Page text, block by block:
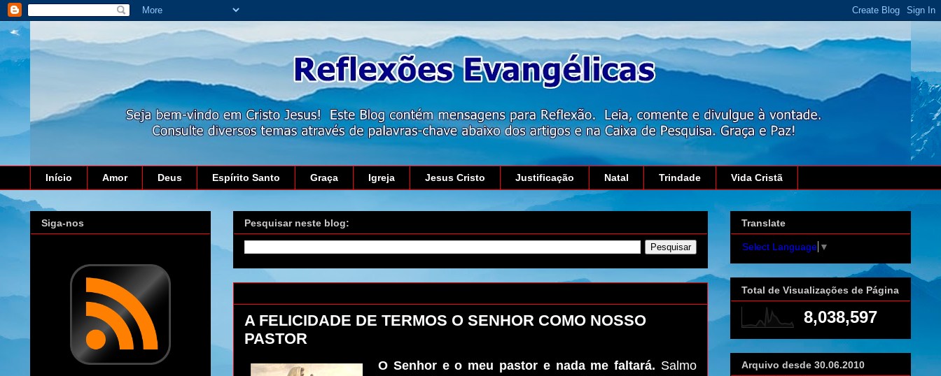
Início Amor Deus Espírito Santo Graça Igreja Jesus Cristo Justificação Natal Trindade Vida Cristã
Pesquisar neste blog:
A FELICIDADE DE TERMOS O SENHOR COMO NOSSO
PASTOR
O Senhor e o meu pastor e nada me faltará. Salmo
Siga-nos Translate
Select Language ▼
Total de Visualizações de Página
8,038,597
Arquivo desde 30.06.2010